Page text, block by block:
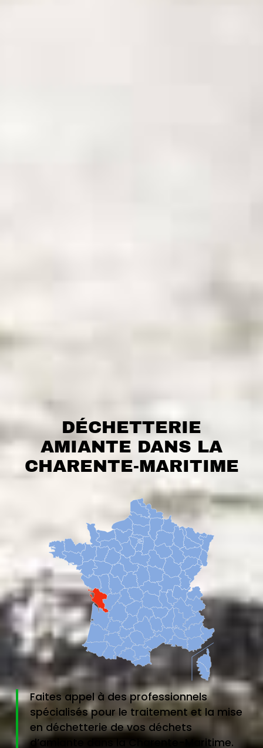
DÉCHETTERIE
AMIANTE DANS LA
CHARENTE-MARITIME
Faites appel à des professionnels
spécialisés pour le traitement et la mise
en déchetterie de vos déchets
d’amiante dans la Charente-Maritime.